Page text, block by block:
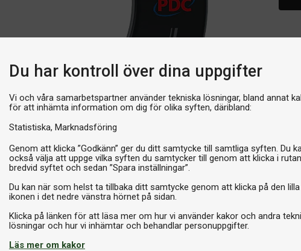
Du har kontroll över dina uppgifter
Vi och våra samarbetspartner använder tekniska lösningar, bland annat
för att inhämta information om dig för olika syften, däribland:
Statistiska Marknadsföring
Genom att klicka ”Godkänn” ger du ditt samtycke till samtliga syften. Du
också välja att uppge vilka syften du samtycker till genom att klicka i rutan
bredvid syftet och sedan ”Spara inställningar”.
Du kan när som helst ta tillbaka ditt samtycke genom att klicka på den lilla
ikonen i det nedre vänstra hörnet på sidan.
Klicka på länken för att läsa mer om hur vi använder kakor och andra
Läs mer om kakor